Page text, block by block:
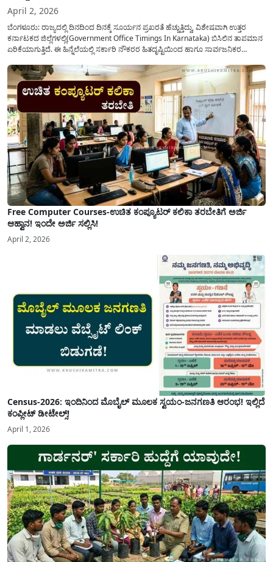
April 2, 2026
ಬೆಂಗಳೂರು: ರಾಜ್ಯದಲ್ಲಿ ದಿನದಿಂದ ದಿನಕ್ಕೆ ಸೂರ್ಯನ ಪ್ರಖರತೆ ಹೆಚ್ಚುತ್ತಿದ್ದು, ವಿಶೇಷವಾಗಿ ಉತ್ತರ
ಕರ್ನಾಟಕದ ಜಿಲ್ಲೆಗಳಲ್ಲಿ(Government Office Timings In Karnataka) ಬಿಸಿಲಿನ ತಾಪಮಾನ
ಏರಿಕೆಯಾಗುತ್ತಿದೆ. ಈ ಹಿನ್ನೆಲೆಯಲ್ಲಿ ಸರ್ಕಾರಿ ನೌಕರರ ಹಿತದೃಷ್ಟಿಯಿಂದ ಹಾಗೂ ಸಾರ್ವಜನಿಕರ
ಮತ್ತು ಕಲ್ಯಾಣ ಕರ್ನಾಟಕದ ಒಟ್ಟು 9 ಜಿಲ್ಲೆಗಳಲ್ಲಿ ಏಪ್ರಿಲ್...
Free Computer Courses-ಉಚಿತ ಕಂಪ್ಯೂಟರ್ ಕಲಿಕಾ ತರಬೇತಿಗೆ ಅರ್ಜಿ
ಆಹ್ವಾನ! ಇಂದೇ ಅರ್ಜಿ ಸಲ್ಲಿಸಿ!
April 2, 2026
Census-2026: ಇಂದಿನಿಂದ ಮೊಬೈಲ್ ಮೂಲಕ ಸ್ವಯಂ-ಜನಗಣತಿ ಆರಂಭ! ಇಲ್ಲಿದೆ
ಕಂಪ್ಲೀಟ್ ಡೀಟೇಲ್ಸ್!
April 1, 2026